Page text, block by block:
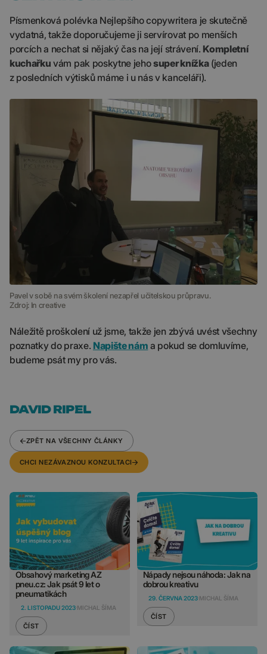
Písmenková polévka Nejlepšího copywritera je skutečně
vydatná, takže doporučujeme ji servírovat po menších
porcích a nechat si nějaký čas na její strávení. Kompletní
kuchařku vám pak poskytne jehosuper knížka(jeden
z posledních výtisků máme i u nás v kanceláři).
Pavel v sobě na svém školení nezapřel učitelskou průpravu.
Zdroj: In creative
Náležitě proškolení už jsme, takže jen zbývá uvést všechny
poznatky do praxe. Napište nám a pokud se domluvíme,
budeme psát my pro vás.
DAVID RIPEL
ZPĚT NA VŠECHNY ČLÁNKY
CHCI NEZÁVAZNOU KONZULTACI
Obsahový marketing AZ
pneu.cz: Jak psát 9 let o
pneumatikách
2. LISTOPADU 2023 MICHAL ŠÍMA
ČÍST
Nápady nejsou náhoda: Jak na
dobrou kreativu
29. ČERVNA 2023 MICHAL ŠÍMA
ČÍST